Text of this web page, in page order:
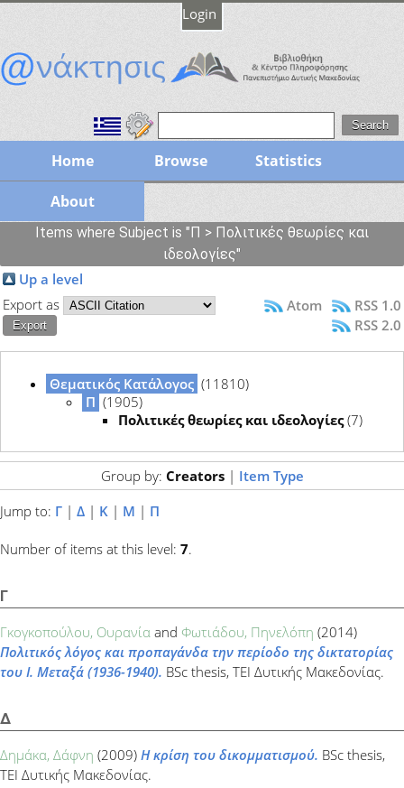
Login
Home Browse Statistics
About
Items where Subject is "Π > Πολιτικές θεωρίες και
ιδεολογίες"
Up a level
Export as
Atom
RSS 1.0
RSS 2.0
Θεματικός Κατάλογος (11810)
Π (1905)
Πολιτικές θεωρίες και ιδεολογίες(7)
Group by: Creators| Item Type
Jump to: Γ | Δ | Κ | Μ | Π
Number of items at this level: 7.
Γ
Γκογκοπούλου, Ουρανία and Φωτιάδου, Πηνελόπη (2014)
Πολιτικός λόγος και προπαγάνδα την περίοδο της δικτατορίας
του Ι. Μεταξά (1936-1940). BSc thesis, ΤΕΙ Δυτικής Μακεδονίας.
Δ
Δημάκα, Δάφνη (2009) Η κρίση του δικομματισμού. BSc thesis,
ΤΕΙ Δυτικής Μακεδονίας.